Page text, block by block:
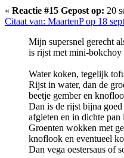
« Reactie #15 Gepost op: 20
Citaat van: MaartenP op 18
Mijn supersnel gerecht
is rijst met mini-bokchoy
Water koken, tegelijk
Rijst in water, dan de
beetje gember en
Dan is de rijst bijna
afgieten en in dichte pan
Groenten wokken met
knoflook en eventueel
Dan vega oestersaus of